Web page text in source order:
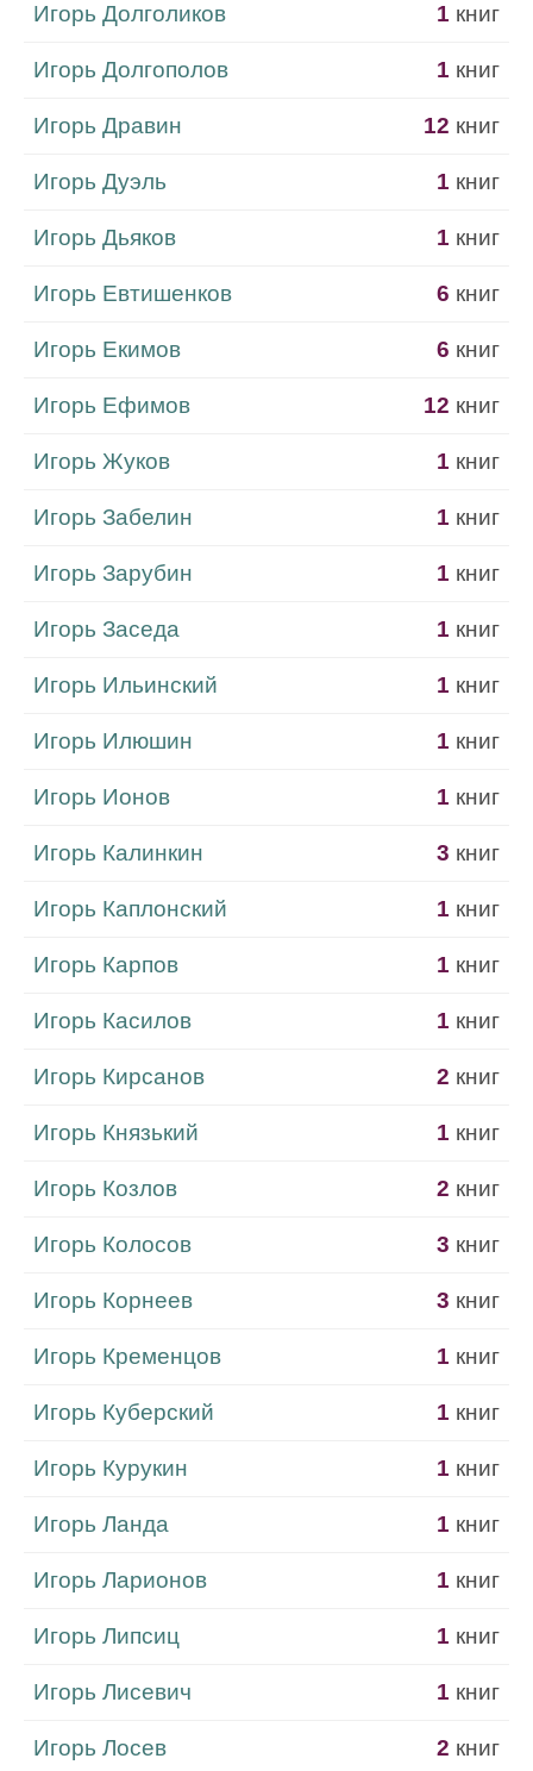
Игорь Долголиков 1 книг
Игорь Долгополов 1 книг
Игорь Дравин 12 книг
Игорь Дуэль 1 книг
Игорь Дьяков 1 книг
Игорь Евтишенков 6 книг
Игорь Екимов 6 книг
Игорь Ефимов 12 книг
Игорь Жуков 1 книг
Игорь Забелин 1 книг
Игорь Зарубин 1 книг
Игорь Заседа 1 книг
Игорь Ильинский 1 книг
Игорь Илюшин 1 книг
Игорь Ионов 1 книг
Игорь Калинкин 3 книг
Игорь Каплонский 1 книг
Игорь Карпов 1 книг
Игорь Касилов 1 книг
Игорь Кирсанов 2 книг
Игорь Князький 1 книг
Игорь Козлов 2 книг
Игорь Колосов 3 книг
Игорь Корнеев 3 книг
Игорь Кременцов 1 книг
Игорь Куберский 1 книг
Игорь Курукин 1 книг
Игорь Ланда 1 книг
Игорь Ларионов 1 книг
Игорь Липсиц 1 книг
Игорь Лисевич 1 книг
Игорь Лосев 2 книг